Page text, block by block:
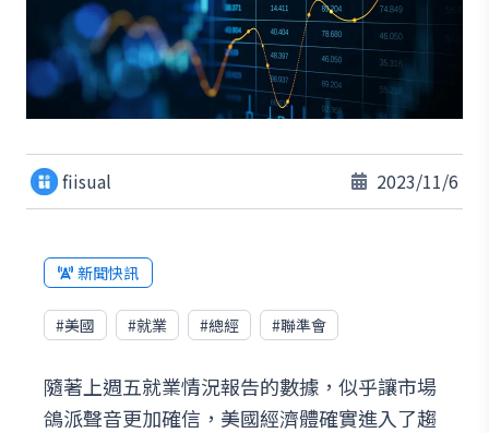
fiisual 2023/11/6
新聞快訊
#美國 #就業 #總經 #聯準會
隨著上週五就業情況報告的數據，似乎讓市場
鴿派聲音更加確信，美國經濟體確實進入了趨